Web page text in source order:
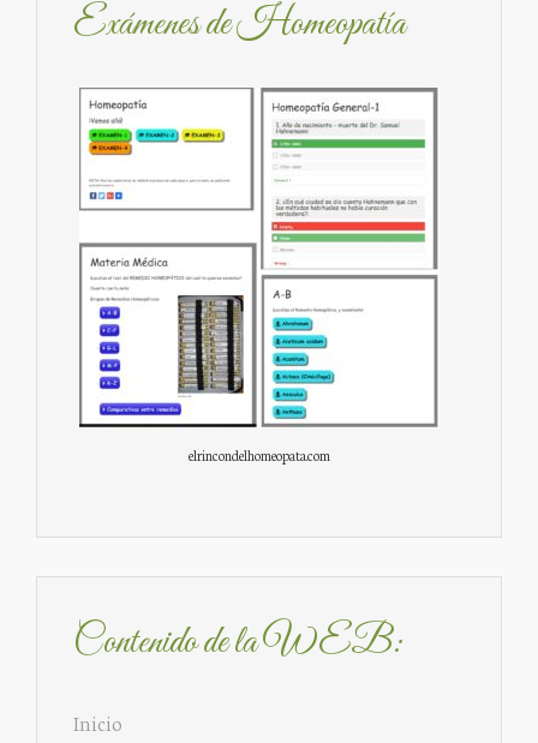
Exámenes de Homeopatía
elrincondelhomeopata.com
Contenido de la WEB:
Inicio